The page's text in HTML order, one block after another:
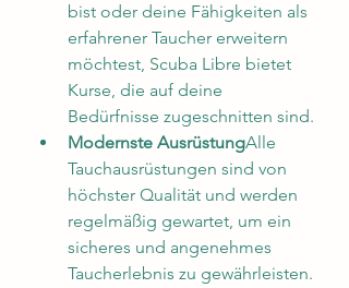
bist oder deine Fähigkeiten als
erfahrener Taucher erweitern
möchtest, Scuba Libre bietet
Kurse, die auf deine
Bedürfnisse zugeschnitten sind.
Modernste AusrüstungAlle
Tauchausrüstungen sind von
höchster Qualität und werden
regelmäßig gewartet, um ein
sicheres und angenehmes
Taucherlebnis zu gewährleisten.